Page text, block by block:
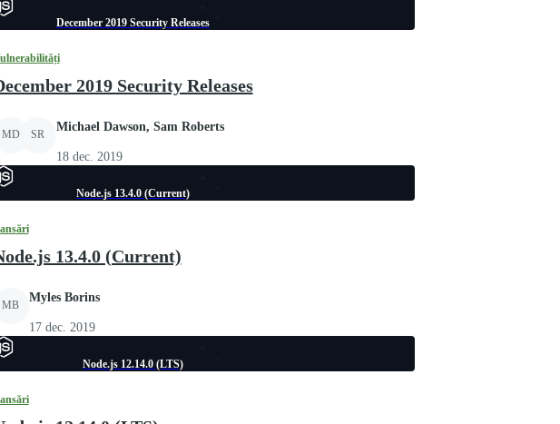
December 2019 Security Releases
2019 Security Releases
MD SR
Michael Dawson, Sam Roberts
18 dec. 2019
Node.js 13.4.0 (Current)
13.4.0 (Current)
MB
Myles Borins
17 dec. 2019
Node.js 12.14.0 (LTS)